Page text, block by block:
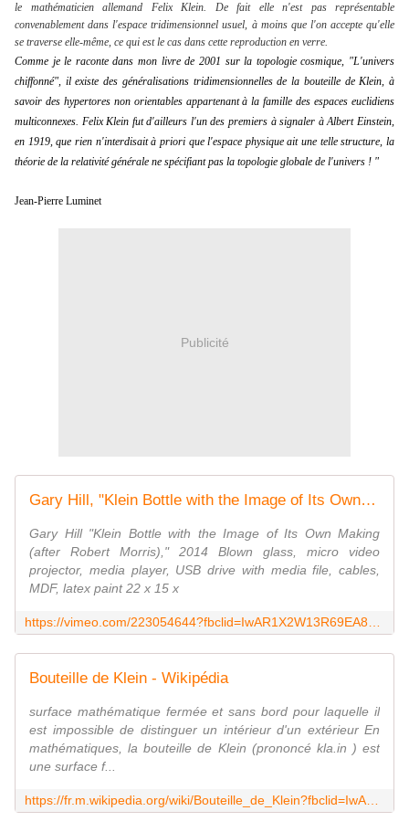
le mathématicien allemand Felix Klein. De fait elle n'est pas représentable
convenablement dans l'espace tridimensionnel usuel, à moins que l'on accepte qu'elle
se traverse elle-même, ce qui est le cas dans cette reproduction en verre.
Comme je le raconte dans mon livre de 2001 sur la topologie cosmique, "L'univers
chiffonné", il existe des généralisations tridimensionnelles de la bouteille de Klein, à
savoir des hypertores non orientables appartenant à la famille des espaces euclidiens
multiconnexes. Felix Klein fut d'ailleurs l'un des premiers à signaler à Albert Einstein,
en 1919, que rien n'interdisait à priori que l'espace physique ait une telle structure, la
théorie de la relativité générale ne spécifiant pas la topologie globale de l'univers ! "
Jean-Pierre Luminet
Publicité
Gary Hill, "Klein Bottle with the Image of Its Own Making (after Robert Morris)," 2014
Gary Hill "Klein Bottle with the Image of Its Own Making
(after Robert Morris)," 2014 Blown glass, micro video
projector, media player, USB drive with media file, cables,
MDF, latex paint 22 x 15 x
Bouteille de Klein - Wikipédia
surface mathématique fermée et sans bord pour laquelle il
est impossible de distinguer un intérieur d'un extérieur En
mathématiques, la bouteille de Klein (prononcé kla.in ) est
une surface f...